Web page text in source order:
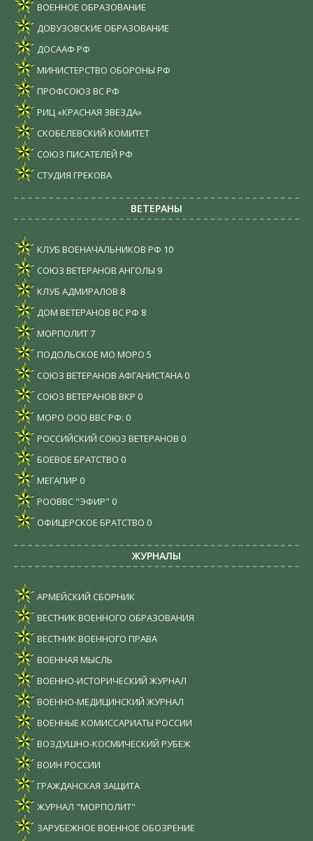
ВОЕННОЕ ОБРАЗОВАНИЕ
ДОВУЗОВСКИЕ ОБРАЗОВАНИЕ
ДОСААФ РФ
МИНИСТЕРСТВО ОБОРОНЫ РФ
ПРОФСОЮЗ ВС РФ
РИЦ «КРАСНАЯ ЗВЕЗДА»
СКОБЕЛЕВСКИЙ КОМИТЕТ
СОЮЗ ПИСАТЕЛЕЙ РФ
СТУДИЯ ГРЕКОВА
ВЕТЕРАНЫ
КЛУБ ВОЕНАЧАЛЬНИКОВ РФ 10
СОЮЗ ВЕТЕРАНОВ АНГОЛЫ 9
КЛУБ АДМИРАЛОВ 8
ДОМ ВЕТЕРАНОВ ВС РФ 8
МОРПОЛИТ7
ПОДОЛЬСКОЕ МО МОРО 5
СОЮЗ ВЕТЕРАНОВ АФГАНИСТАНА 0
СОЮЗ ВЕТЕРАНОВ ВКР 0
МОРО ООО ВВС РФ: 0
РОССИЙСКИЙ СОЮЗ ВЕТЕРАНОВ 0
БОЕВОЕ БРАТСТВО 0
МЕГАПИР 0
РООВВС "ЭФИР" 0
ОФИЦЕРСКОЕ БРАТСТВО 0
ЖУРНАЛЫ
АРМЕЙСКИЙ СБОРНИК
ВЕСТНИК ВОЕННОГО ОБРАЗОВАНИЯ
ВЕСТНИК ВОЕННОГО ПРАВА
ВОЕННАЯ МЫСЛЬ
ВОЕННО-ИСТОРИЧЕСКИЙ ЖУРНАЛ
ВОЕННО-МЕДИЦИНСКИЙ ЖУРНАЛ
ВОЕННЫЕ КОМИССАРИАТЫ РОССИИ
ВОЗДУШНО-КОСМИЧЕСКИЙ РУБЕЖ
ВОИН РОССИИ
ГРАЖДАНСКАЯ ЗАЩИТА
ЖУРНАЛ "МОРПОЛИТ"
ЗАРУБЕЖНОЕ ВОЕННОЕ ОБОЗРЕНИЕ